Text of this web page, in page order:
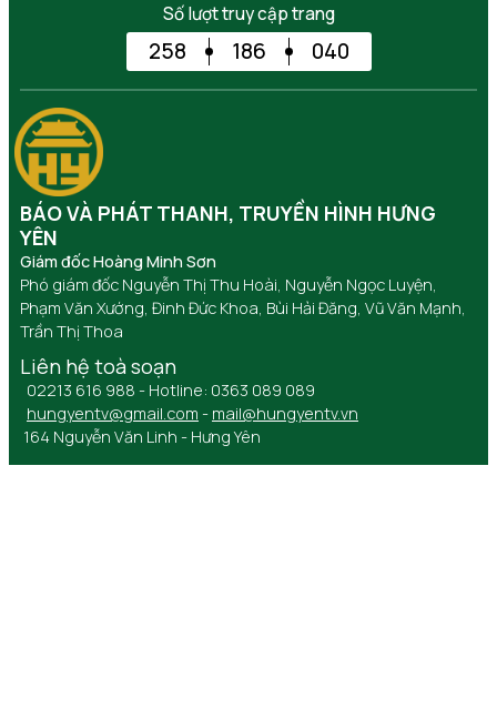
Số lượt truy cập trang
258 186 040
BÁO VÀ PHÁT THANH, TRUYỀN HÌNH HƯNG
YÊN
Giám đốc Hoàng Minh Sơn
Phó giám đốc Nguyễn Thị Thu Hoài, Nguyễn Ngọc Luyện,
Phạm Văn Xướng, Đinh Đức Khoa, Bùi Hải Đăng, Vũ Văn Mạnh,
Trần Thị Thoa
Liên hệ toà soạn
02213 616 988 - Hotline: 0363 089 089
hungyentv@gmail.com - mail@hungyentv.vn
164 Nguyễn Văn Linh - Hưng Yên